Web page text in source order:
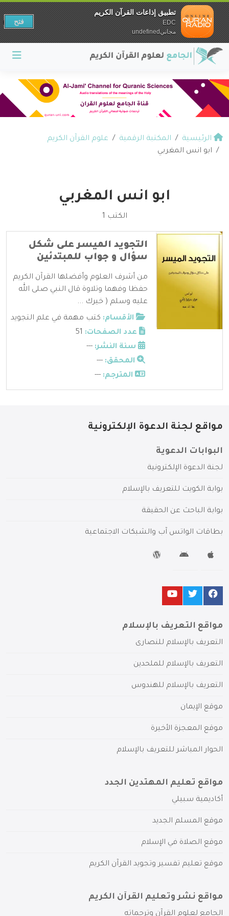
الرئيسية المكتبة الرقمية
علوم القرآن الكريم
ابو انس المغربي
ابو انس المغربي
الكتب 1
التجويد الميسر على شكل
سؤال و جواب للمبتدئين
من أشرف العلوم وأفضلها القرآن الكريم
حفظا وفهما وتلاوة قال النبي صلى الله
عليه وسلم ( خيرك ...
الأقسام: كتب مهمة في علم التجويد
عدد الصفحات:
سنة النشر: ---
المحقق: ---
المترجم: ---
مواقع لجنة الدعوة الإلكترونية
البوابات الدعوية
لجنة الدعوة الإلكترونية
بوابة الكويت للتعريف بالإسلام
بوابة الباحث عن الحقيقة
بطاقات الواتس آب والشبكات الاجتماعية
مواقع التعريف بالإسلام
التعريف بالإسلام للنصارى
التعريف بالإسلام للملحدين
التعريف بالإسلام للهندوس
موقع الإيمان
موقع المعجزة الأخيرة
الحوار المباشر للتعريف بالإسلام
مواقع تعليم المهتدين الجدد
أكاديمية سبيلي
موقع المسلم الجديد
موقع الصلاة في الإسلام
موقع تعليم تفسير وتجويد القرآن الكريم
مواقع نشر وتعليم القرآن الكريم
الجامع لعلوم القرآن وترجماته
تطبيق إذاعات القرآن الكريم
EDC
مجانيundefined
فتح